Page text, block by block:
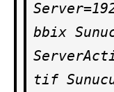
bbix
tif